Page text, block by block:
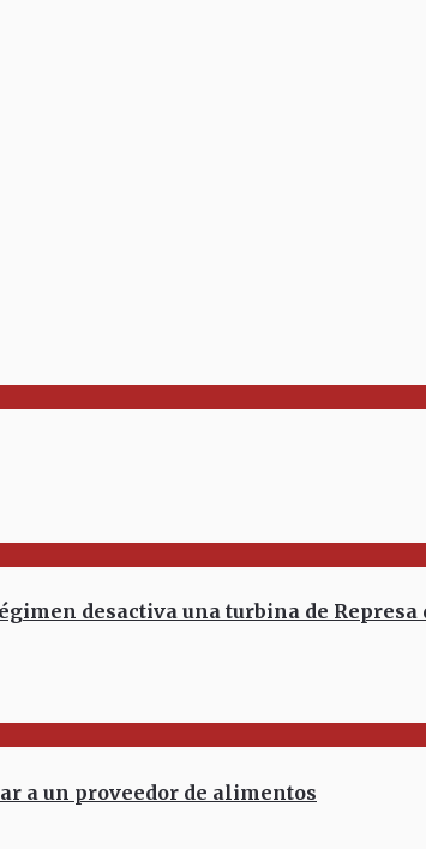
desactiva una turbina de
a un proveedor de alimentos